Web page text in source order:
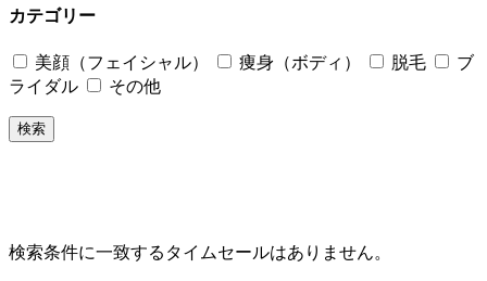
カテゴリー
美顔（フェイシャル） 痩身（ボディ） 脱毛
ブ
ライダル
その他
検索
検索条件に一致するタイムセールはありません。